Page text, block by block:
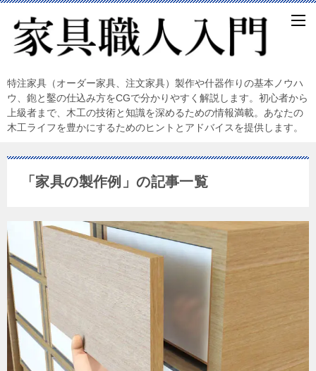
特注家具（オーダー家具、注文家具）製作や什器作りの基本ノウハ
ウ、鉋と鑿の仕込み方をCGで分かりやすく解説します。初心者から
上級者まで、木工の技術と知識を深めるための情報満載。あなたの
木工ライフを豊かにするためのヒントとアドバイスを提供します。
「家具の製作例」の記事一覧